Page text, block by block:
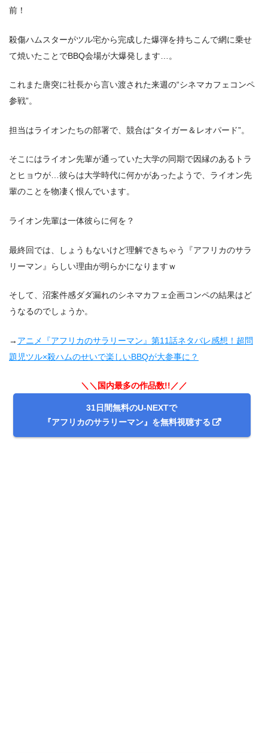
前！
殺傷ハムスターがツル宅から完成した爆弾を持ちこんで網に乗せ
て焼いたことでBBQ会場が大爆発します…。
これまた唐突に社長から言い渡された来週の“シネマカフェコンペ
参戦”。
担当はライオンたちの部署で、競合は“タイガー＆レオパード”。
そこにはライオン先輩が通っていた大学の同期で因縁のあるトラ
とヒョウが…彼らは大学時代に何かがあったようで、ライオン先
輩のことを物凄く恨んでいます。
ライオン先輩は一体彼らに何を？
最終回では、しょうもないけど理解できちゃう『アフリカのサラ
リーマン』らしい理由が明らかになりますｗ
そして、沼案件感ダダ漏れのシネマカフェ企画コンペの結果はど
うなるのでしょうか。
→ アニメ『アフリカのサラリーマン』第11話ネタバレ感想！超問
題児ツル×殺ハムのせいで楽しいBBQが大参事に？
＼＼国内最多の作品数!!／／
31日間無料のU-NEXTで
『アフリカのサラリーマン』を無料視聴する